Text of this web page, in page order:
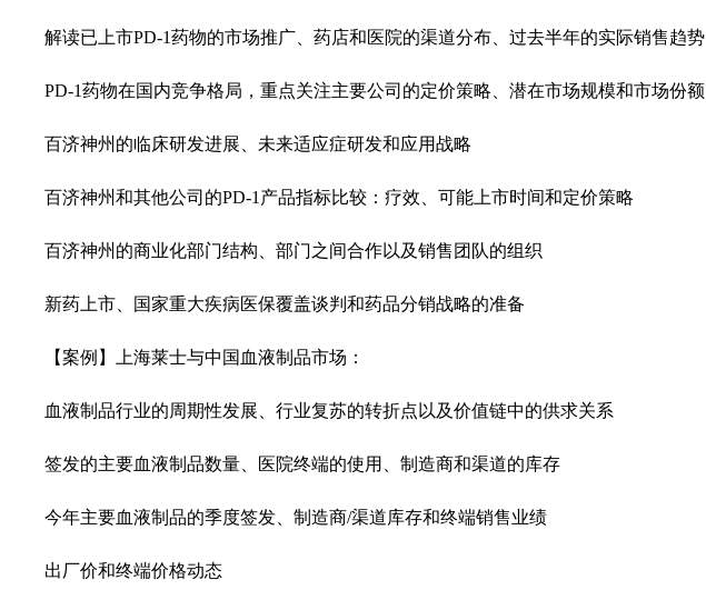
解读已上市PD-1药物的市场推广、药店和医院的渠道分布、过去半年的实际销售趋势
PD-1药物在国内竞争格局，重点关注主要公司的定价策略、潜在市场规模和市场份额
百济神州的临床研发进展、未来适应症研发和应用战略
百济神州和其他公司的PD-1产品指标比较：疗效、可能上市时间和定价策略
百济神州的商业化部门结构、部门之间合作以及销售团队的组织
新药上市、国家重大疾病医保覆盖谈判和药品分销战略的准备
【案例】上海莱士与中国血液制品市场：
血液制品行业的周期性发展、行业复苏的转折点以及价值链中的供求关系
签发的主要血液制品数量、医院终端的使用、制造商和渠道的库存
今年主要血液制品的季度签发、制造商/渠道库存和终端销售业绩
出厂价和终端价格动态